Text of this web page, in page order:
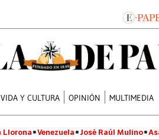
VIDA Y CULTURA OPINIÓN MULTIMEDIA
Llorona Venezuela José Raúl Mulino